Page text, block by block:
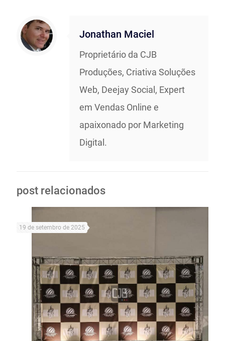
Jonathan Maciel
Proprietário da CJB
Produções, Criativa Soluções
Web, Deejay Social, Expert
em Vendas Online e
apaixonado por Marketing
Digital.
post relacionados
19 de setembro de 2025